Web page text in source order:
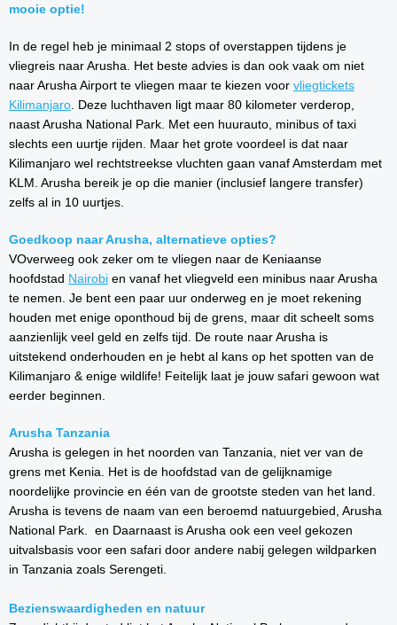
mooie optie!
In de regel heb je minimaal 2 stops of overstappen tijdens je
vliegreis naar Arusha. Het beste advies is dan ook vaak om niet
naar Arusha Airport te vliegen maar te kiezen voor vliegtickets
Kilimanjaro. Deze luchthaven ligt maar 80 kilometer verderop,
naast Arusha National Park. Met een huurauto, minibus of taxi
slechts een uurtje rijden. Maar het grote voordeel is dat naar
Kilimanjaro wel rechtstreekse vluchten gaan vanaf Amsterdam met
KLM. Arusha bereik je op die manier (inclusief langere transfer)
zelfs al in 10 uurtjes.
Goedkoop naar Arusha, alternatieve opties?
VOverweeg ook zeker om te vliegen naar de Keniaanse
hoofdstad Nairobi en vanaf het vliegveld een minibus naar Arusha
te nemen. Je bent een paar uur onderweg en je moet rekening
houden met enige oponthoud bij de grens, maar dit scheelt soms
aanzienlijk veel geld en zelfs tijd. De route naar Arusha is
uitstekend onderhouden en je hebt al kans op het spotten van de
Kilimanjaro & enige wildlife! Feitelijk laat je jouw safari gewoon wat
eerder beginnen.
Arusha Tanzania
Arusha is gelegen in het noorden van Tanzania, niet ver van de
grens met Kenia. Het is de hoofdstad van de gelijknamige
noordelijke provincie en één van de grootste steden van het land.
Arusha is tevens de naam van een beroemd natuurgebied, Arusha
National Park. en Daarnaast is Arusha ook een veel gekozen
uitvalsbasis voor een safari door andere nabij gelegen wildparken
in Tanzania zoals Serengeti.
Bezienswaardigheden en natuur